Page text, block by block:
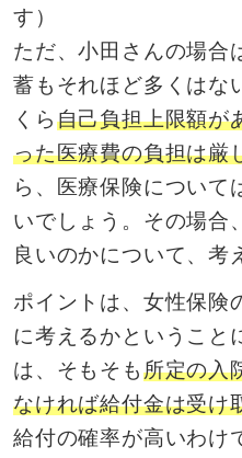
す）
ただ、小田さんの場合
蓄もそれほど多くはな
くら自己負担上限額が
った医療費の負担は厳
ら、医療保険について
いでしょう。その場合
良いのかについて、考
ポイントは、女性保険
に考えるかということ
は、そもそも所定の入
なければ給付金は受け
給付の確率が高いわけ